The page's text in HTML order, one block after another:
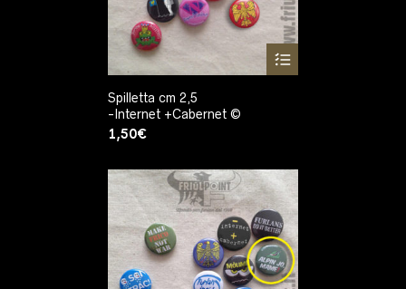
Spilletta cm 2,5
-Internet +Cabernet ©
1,50€